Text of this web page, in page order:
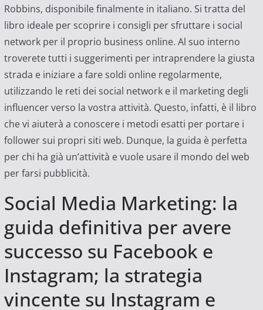
Robbins, disponibile finalmente in italiano. Si tratta del
libro ideale per scoprire i consigli per sfruttare i social
network per il proprio business online. Al suo interno
troverete tutti i suggerimenti per intraprendere la giusta
strada e iniziare a fare soldi online regolarmente,
utilizzando le reti dei social network e il marketing degli
influencer verso la vostra attività. Questo, infatti, è il libro
che vi aiuterà a conoscere i metodi esatti per portare i
follower sui propri siti web. Dunque, la guida è perfetta
per chi ha già un’attività e vuole usare il mondo del web
per farsi pubblicità.
Social Media Marketing: la
guida definitiva per avere
successo su Facebook e
Instagram; la strategia
vincente su Instagram e